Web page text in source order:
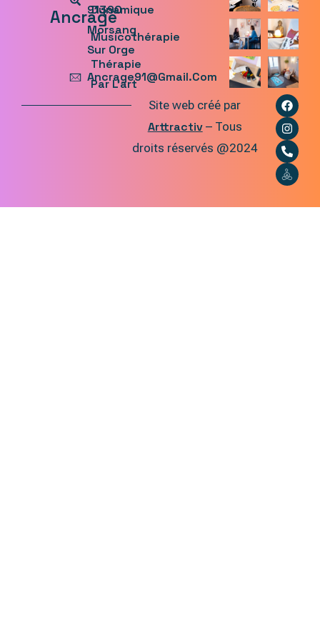
Ancrage
91390
Morsang
Sur Orge
Ancrage91@gmail.com
Dynamique
Musicothérapie
Thérapie
Par L'art
Site web créé par
Arttractiv– Tous
droits réservés @2024